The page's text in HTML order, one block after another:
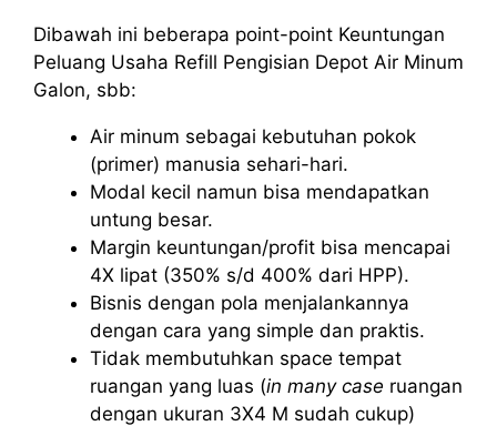
Dibawah ini beberapa point-point Keuntungan
Peluang Usaha Refill Pengisian Depot Air Minum
Galon, sbb:
Air minum sebagai kebutuhan pokok
(primer) manusia sehari-hari.
Modal kecil namun bisa mendapatkan
untung besar.
Margin keuntungan/profit bisa mencapai
4X lipat (350% s/d 400% dari HPP).
Bisnis dengan pola menjalankannya
dengan cara yang simple dan praktis.
Tidak membutuhkan space tempat
ruangan yang luas (in many case ruangan
dengan ukuran 3X4 M sudah cukup)